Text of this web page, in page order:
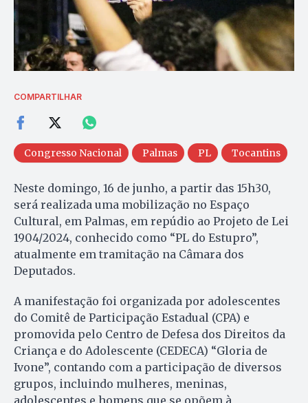
COMPARTILHAR
Congresso Nacional Palmas PL Tocantins
Neste domingo, 16 de junho, a partir das 15h30,
será realizada uma mobilização no Espaço
Cultural, em Palmas, em repúdio ao Projeto de Lei
1904/2024, conhecido como “PL do Estupro”,
atualmente em tramitação na Câmara dos
Deputados.
A manifestação foi organizada por adolescentes
do Comitê de Participação Estadual (CPA) e
promovida pelo Centro de Defesa dos Direitos da
Criança e do Adolescente (CEDECA) “Gloria de
Ivone”, contando com a participação de diversos
grupos, incluindo mulheres, meninas,